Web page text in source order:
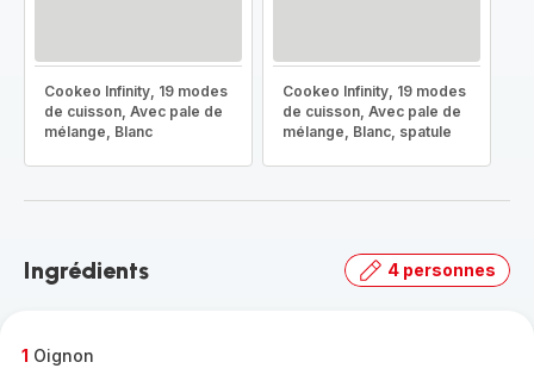
Cookeo Infinity, 19 modes
de cuisson, Avec pale de
mélange, Blanc
Cookeo Infinity, 19 modes
de cuisson, Avec pale de
mélange, Blanc, spatule
Ingrédients 4 personnes
1 Oignon